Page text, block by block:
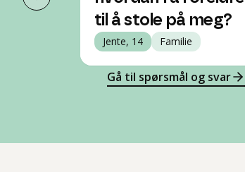
Forrige slide
til å stole på meg?
Jente, 14 Familie
Gå til spørsmål og svar